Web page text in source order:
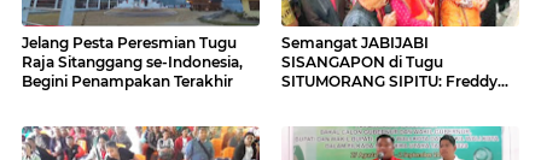
Jelang Pesta Peresmian Tugu
Raja Sitanggang se-Indonesia,
Begini Penampakan Terakhir
Semangat JABIJABI
SISANGAPON di Tugu
SITUMORANG SIPITU: Freddy